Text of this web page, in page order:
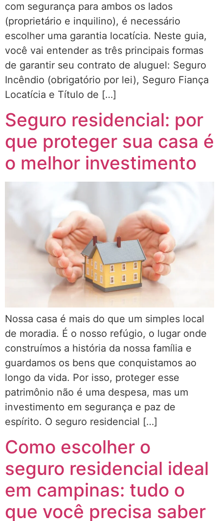
com segurança para ambos os lados
(proprietário e inquilino), é necessário
escolher uma garantia locatícia. Neste guia,
você vai entender as três principais formas
de garantir seu contrato de aluguel: Seguro
Incêndio (obrigatório por lei), Seguro Fiança
Locatícia e Título de […]
Seguro residencial: por
que proteger sua casa é
o melhor investimento
Nossa casa é mais do que um simples local
de moradia. É o nosso refúgio, o lugar onde
construímos a história da nossa família e
guardamos os bens que conquistamos ao
longo da vida. Por isso, proteger esse
patrimônio não é uma despesa, mas um
investimento em segurança e paz de
espírito. O seguro residencial […]
Como escolher o
seguro residencial ideal
em campinas: tudo o
que você precisa saber